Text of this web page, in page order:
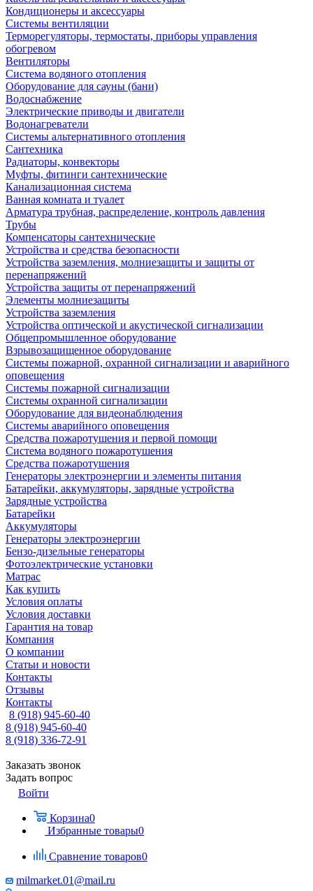
Кондиционеры и аксессуары
Системы вентиляции
Терморегуляторы, термостаты, приборы управления
обогревом
Вентиляторы
Система водяного отопления
Оборудование для сауны (бани)
Водоснабжение
Электрические приводы и двигатели
Водонагреватели
Системы альтернативного отопления
Сантехника
Радиаторы, конвекторы
Муфты, фитинги сантехнические
Канализационная система
Ванная комната и туалет
Арматура трубная, распределение, контроль давления
Трубы
Компенсаторы сантехнические
Устройства и средства безопасности
Устройства заземления, молниезащиты и защиты от
перенапряжений
Устройства защиты от перенапряжений
Элементы молниезащиты
Устройства заземления
Устройства оптической и акустической сигнализации
Общепромышленное оборудование
Взрывозащищенное оборудование
Системы пожарной, охранной сигнализации и аварийного
оповещения
Системы пожарной сигнализации
Системы охранной сигнализации
Оборудование для видеонаблюдения
Системы аварийного оповещения
Средства пожаротушения и первой помощи
Система водяного пожаротушения
Средства пожаротушения
Генераторы электроэнергии и элементы питания
Батарейки, аккумуляторы, зарядные устройства
Зарядные устройства
Батарейки
Аккумуляторы
Генераторы электроэнергии
Бензо-дизельные генераторы
Фотоэлектрические установки
Матрас
Как купить
Условия оплаты
Условия доставки
Гарантия на товар
Компания
О компании
Статьи и новости
Контакты
Отзывы
Контакты
8 (918) 945-60-40
8 (918) 945-60-40
8 (918) 336-72-91
Заказать звонок
Задать вопрос
Войти
Корзина0
Избранные товары0
Сравнение товаров0
milmarket.01@mail.ru